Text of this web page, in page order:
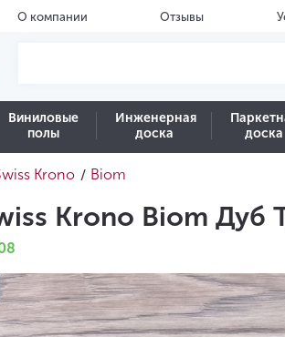
О компании Отзывы
Виниловые
полы
Инженерная
доска
доска
Krono / Biom
Krono Biom Дуб